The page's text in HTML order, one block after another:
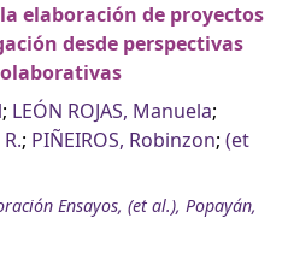
elaboración de proyectos
desde perspectivas
; LEÓN ROJAS, Manuela;
; PIÑEIROS, Robinzon; (et
Ensayos, (et al.), Popayán,